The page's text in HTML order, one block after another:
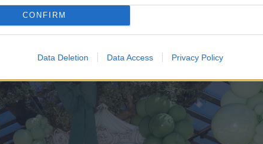
CONFIRM
Data Deletion Data Access Privacy Policy